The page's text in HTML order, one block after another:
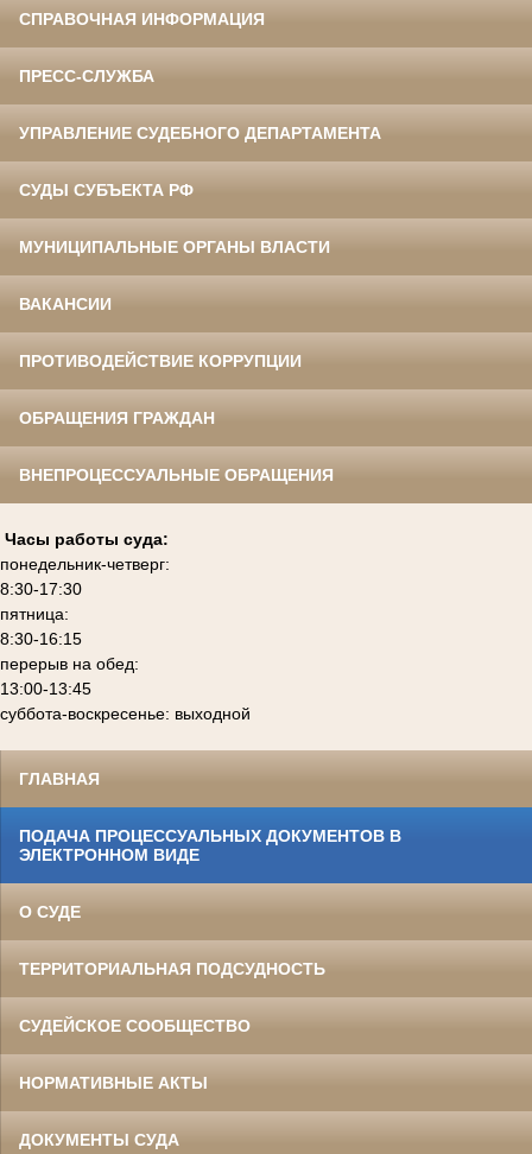
СПРАВОЧНАЯ ИНФОРМАЦИЯ
ПРЕСС-СЛУЖБА
УПРАВЛЕНИЕ СУДЕБНОГО ДЕПАРТАМЕНТА
СУДЫ СУБЪЕКТА РФ
МУНИЦИПАЛЬНЫЕ ОРГАНЫ ВЛАСТИ
ВАКАНСИИ
ПРОТИВОДЕЙСТВИЕ КОРРУПЦИИ
ОБРАЩЕНИЯ ГРАЖДАН
ВНЕПРОЦЕССУАЛЬНЫЕ ОБРАЩЕНИЯ
Часы работы суда:
понедельник-четверг:
8:30-17:30
пятница:
8:30-16:15
перерыв на обед:
13:00-13:45
суббота-воскресенье: выходной
ГЛАВНАЯ
ПОДАЧА ПРОЦЕССУАЛЬНЫХ ДОКУМЕНТОВ В
ЭЛЕКТРОННОМ ВИДЕ
О СУДЕ
ТЕРРИТОРИАЛЬНАЯ ПОДСУДНОСТЬ
СУДЕЙСКОЕ СООБЩЕСТВО
НОРМАТИВНЫЕ АКТЫ
ДОКУМЕНТЫ СУДА